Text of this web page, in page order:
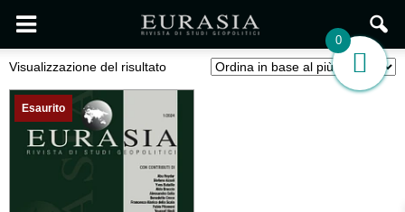
Visualizzazione del risultato
Esaurito
0